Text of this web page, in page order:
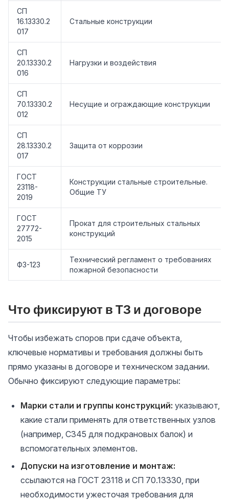
СП
16.13330.2
017
Стальные конструкции
СП
20.13330.2
016
Нагрузки и воздействия
СП
70.13330.2
012
Несущие и ограждающие конструкции
СП
28.13330.2
017
Защита от коррозии
ГОСТ
23118-
2019
Конструкции стальные строительные.
Общие ТУ
ГОСТ
27772-
2015
Прокат для строительных стальных
конструкций
ФЗ-123
Технический регламент о требованиях
пожарной безопасности
Что фиксируют в ТЗ и договоре
Чтобы избежать споров при сдаче объекта,
ключевые нормативы и требования должны быть
прямо указаны в договоре и техническом задании.
Обычно фиксируют следующие параметры:
Марки стали и группы конструкций: указывают,
какие стали применять для ответственных узлов
(например, С345 для подкрановых балок) и
вспомогательных элементов.
Допуски на изготовление и монтаж:
ссылаются на ГОСТ 23118 и СП 70.13330, при
необходимости ужесточая требования для